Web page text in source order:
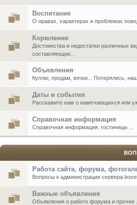
Воспитание
О нравах, характерах и проблемах
Кормление
Достоинства и недостатки различных
составляющие...
Объявления
Куплю, продам, вязки... Потерялись,
Даты и события
Расскажите нам о намечающихся или
Справочная информация
Справочная информация, гостиницы ...
Работа сайта, форума,
Вопросы к администрации сервера
Важные объявления
Объявления о работе форума и прочее ...